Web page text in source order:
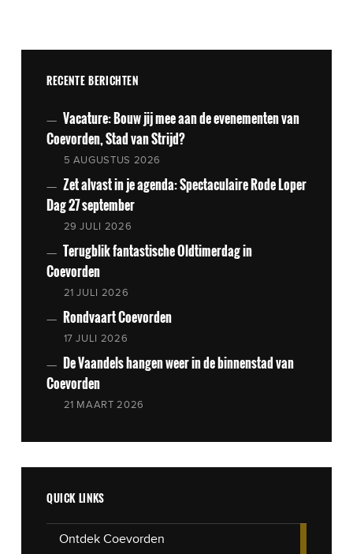
RECENTE BERICHTEN
Vacature: Bouw jij mee aan de evenementen van
Coevorden, Stad van Strijd?
5 AUGUSTUS 2026
Zet alvast in je agenda: Spectaculaire Rode Loper
Dag 27 september
29 JULI 2026
Terugblik fantastische Oldtimerdag in
Coevorden
21 JULI 2026
Rondvaart Coevorden
17 JULI 2026
De Vaandels hangen weer in de binnenstad van
Coevorden
21 MAART 2026
QUICK LINKS
Ontdek Coevorden